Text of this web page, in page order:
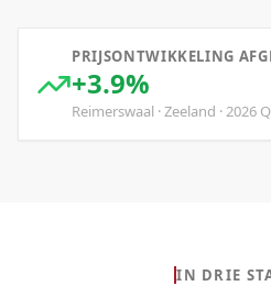
PRIJSONTWIKKELING
+3.9%
Reimerswaal ·Zeeland ·2026 Q
IN DRIE